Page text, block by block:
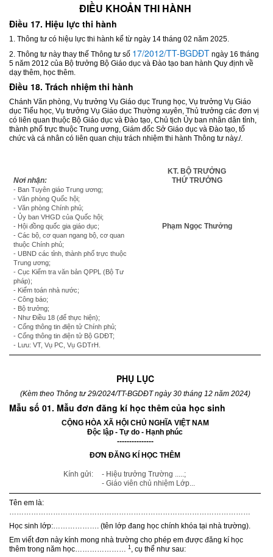
ĐIỀU KHOẢN THI HÀNH
Điều 17. Hiệu lực thi hành
1. Thông tư có hiệu lực thi hành kể từ ngày 14 tháng 02 năm 2025.
2. Thông tư này thay thế Thông tư số 17/2012/TT-BGDĐT ngày 16 tháng
5 năm 2012 của Bộ trưởng Bộ Giáo dục và Đào tạo ban hành Quy định về
dạy thêm, học thêm.
Điều 18. Trách nhiệm thi hành
Chánh Văn phòng, Vụ trưởng Vụ Giáo dục Trung học, Vụ trưởng Vụ Giáo
dục Tiểu học, Vụ trưởng Vụ Giáo dục Thường xuyên, Thủ trưởng các đơn vị
có liên quan thuộc Bộ Giáo dục và Đào tạo, Chủ tịch Ủy ban nhân dân tỉnh,
thành phố trực thuộc Trung ương, Giám đốc Sở Giáo dục và Đào tạo, tổ
chức và cá nhân có liên quan chịu trách nhiệm thi hành Thông tư này./.
Nơi nhận:
- Ban Tuyên giáo Trung ương;
- Văn phòng Quốc hội;
- Văn phòng Chính phủ;
- Ủy ban VHGD của Quốc hội;
- Hội đồng quốc gia giáo dục;
- Các bộ, cơ quan ngang bộ, cơ quan
thuộc Chính phủ;
- UBND các tỉnh, thành phố trực thuộc
Trung ương;
- Cục Kiểm tra văn bản QPPL (Bộ Tư
pháp);
- Kiểm toán nhà nước;
- Công báo;
- Bộ trưởng;
- Như Điều 18 (để thực hiện);
- Cổng thông tin điện tử Chính phủ;
- Cổng thông tin điện tử Bộ GDĐT;
- Lưu: VT, Vụ PC, Vụ GDTrH.
KT. BỘ TRƯỞNG
THỨ TRƯỞNG
Phạm Ngọc Thưởng
PHỤ LỤC
(Kèm theo Thông tư 29/2024/TT-BGDĐT ngày 30 tháng 12 năm 2024)
Mẫu số 01. Mẫu đơn đăng kí học thêm của học sinh
CỘNG HÒA XÃ HỘI CHỦ NGHĨA VIỆT NAM
Độc lập - Tự do - Hạnh phúc
---------------
ĐƠN ĐĂNG KÍ HỌC THÊM
Kính gửi:
- Hiệu trưởng Trường .....;
- Giáo viên chủ nhiệm Lớp...
Tên em là:
………………………………………………………………………………………
Học sinh lớp:………………. (tên lớp đang học chính khóa tại nhà trường).
Em viết đơn này kính mong nhà trường cho phép em được đăng kí học
thêm trong năm học………………… 1 , cụ thể như sau: